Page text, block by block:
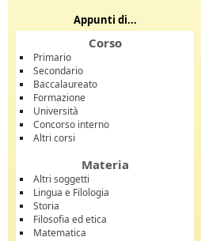
Appunti di...
Corso
Primario
Secondario
Baccalaureato
Formazione
Università
Concorso interno
Altri corsi
Materia
Altri soggetti
Lingua e Filologia
Storia
Filosofia ed etica
Matematica